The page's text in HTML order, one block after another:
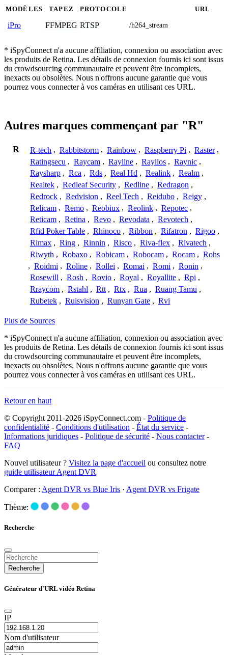
MODÈLES TAPEZ PROTOCOLE URL
iPro FFMPEG RTSP /h264_stream
* iSpyConnect n'a aucune affiliation, connexion ou association avec
les produits de Retina. Les détails de connexion fournis ici sont issus
du crowdsourcing communautaire et peuvent être incomplets,
inexacts ou obsolètes. Nous n'offrons aucune garantie que vous
pourrez vous connecter à vos caméras en utilisant ces URL.
Autres marques commençant par "R"
R R-tech , Rabbitstorm , Rainbow , Raspberry Pi , Raster ,
Ratingsecu , Raycam , Rayline , Raylios , Raynic ,
Raysharp , Rca , Rds , Real Hd , Realink , Realm ,
Realtek , Redleaf Security , Redline , Redragon ,
Redrock , Redvision , Reel Tech , Reidubo , Reigy ,
Relicam , Remo , Reobiux , Reolink , Repotec ,
Reticam , Retina , Revo , Revodata , Revotech ,
Rfid Poker Table , Rhinoco , Ribbon , Rifatron , Rigoo ,
Rimax , Ring , Rinnin , Risco , Riva-flex , Rivatech ,
Riwyth , Robaxo , Robicam , Robocam , Rocam , Rohs
, Roidmi , Roline , Rollei , Romai , Romi , Ronin ,
Rosewill , Rosh , Rovio , Royal , Royallite , Rpi ,
Rraycom , Rstahl , Rtt , Rtx , Rua , Ruang Tamu ,
Rubetek , Ruisvision , Runyan Gate , Rvi
Plus de Sources
* iSpyConnect n'a aucune affiliation, connexion ou association avec
les produits de Retina. Les détails de connexion fournis ici sont issus
du crowdsourcing communautaire et peuvent être incomplets,
inexacts ou obsolètes. Nous n'offrons aucune garantie que vous
pourrez vous connecter à vos caméras en utilisant ces URL.
Retour en haut
© Copyright 2011-2026 iSpyConnect.com - Politique de
confidentialité - Conditions d'utilisation - État du service -
Informations juridiques - Politique de sécurité - Nous contacter-
FAQ
Nouvel utilisateur ? Visitez la page d'accueil ou consultez notre
guide utilisateur Agent DVR
Comparer : Agent DVR vs Blue Iris · Agent DVR vs Frigate
Thème:
Recherche
Recherche
Générateur d'URL vidéo Retina
IP
Nom d'utilisateur